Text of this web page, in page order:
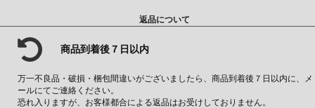
返品について
商品到着後７日以内
万一不良品・破損・梱包間違いがございましたら、商品到着後７日以内に、メ
ールにてご連絡ください。
恐れ入りますが、お客様都合による返品はお受けしておりません。